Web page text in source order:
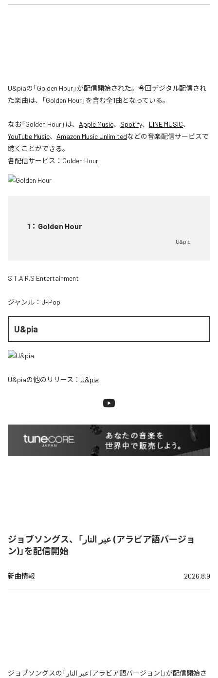
U&piaの「Golden Hour」が配信開始された。今回デジタル配信され
た楽曲は、「Golden Hour」を含む全1曲となっている。
なお「Golden Hour」は、 Apple Music、 Spotify、 LINE MUSIC、
YouTube Music、 Amazon Music Unlimitedなどの音楽配信サービスで
聴くことができる。
各配信サービス： Golden Hour
1 ： Golden Hour
U&pia
S.T.A.R.S Entertainment
ジャンル： J-Pop
U&pia
U&piaの他のリリース： U&pia
ジョブソングス、「عبر النار (アラビア語バージョ
ン)」を配信開始
新曲情報 2026.8.9
ジョブソングスの「عبر النار (アラビア語バージョン)」が配信開始さ